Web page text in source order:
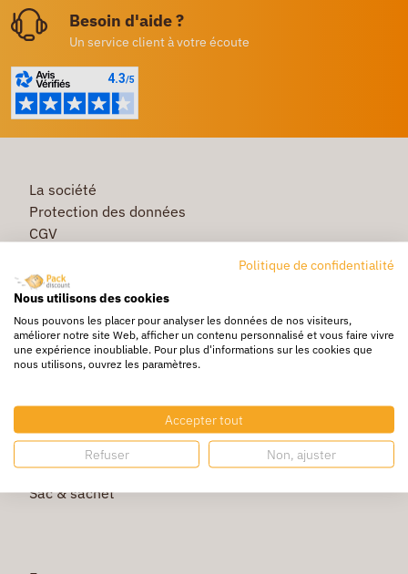
Besoin d'aide ?
Un service client à votre écoute
La société
Protection des données
CGV
Commande rapide
Livraison
Pochette bulle & mousse
Papier bulle & rouleau mousse
Adhésif & feuillard
Film étirable & palette bois
Sac & sachet
Politique de confidentialité
Nous utilisons des cookies
Nous pouvons les placer pour analyser les données de nos visiteurs,
améliorer notre site Web, afficher un contenu personnalisé et vous faire vivre
une expérience inoubliable. Pour plus d'informations sur les cookies que
nous utilisons, ouvrez les paramètres.
Accepter tout
Refuser Non, ajuster